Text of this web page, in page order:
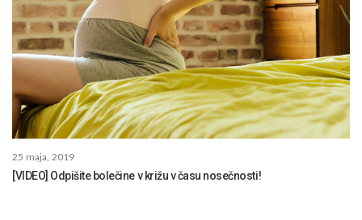
25 maja, 2019
[VIDEO] Odpišite bolečine v križu v času nosečnosti!